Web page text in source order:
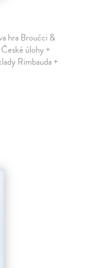
hra Broučci &
úlohy +
Rimbauda +